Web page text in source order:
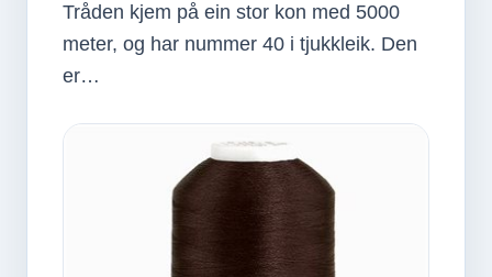
Tråden kjem på ein stor kon med 5000
meter, og har nummer 40 i tjukkleik. Den
er…